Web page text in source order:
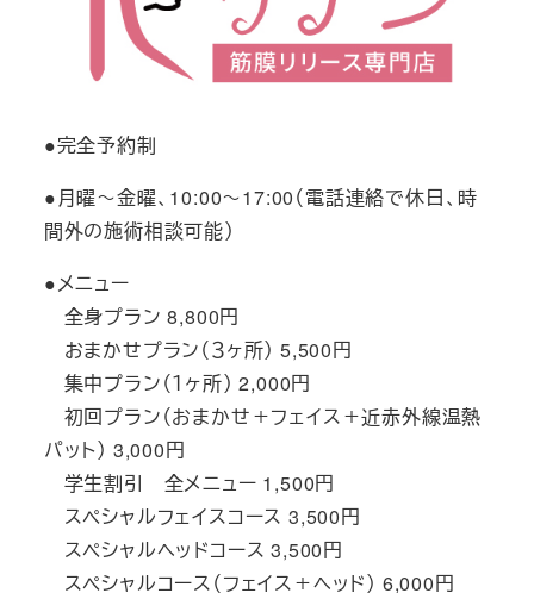
●完全予約制
●月曜～金曜、10:00～17:00（電話連絡で休日、時
間外の施術相談可能）
●メニュー
全身プラン 8,800円
おまかせプラン（３ヶ所） 5,500円
集中プラン（１ヶ所） 2,000円
初回プラン（おまかせ＋フェイス＋近赤外線温熱
パット） 3,000円
学生割引 全メニュー 1,500円
スペシャルフェイスコース 3,500円
スペシャルヘッドコース 3,500円
スペシャルコース（フェイス＋ヘッド） 6,000円